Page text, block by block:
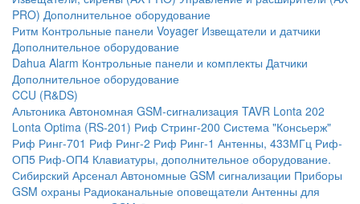
PRO) Дополнительное оборудование
Ритм Контрольные панели Voyager Извещатели и датчики
Дополнительное оборудование
Dahua Alarm Контрольные панели и комплекты Датчики
Дополнительное оборудование
CCU (R&DS)
Альтоника Автономная GSM-сигнализация TAVR Lonta 202
Lonta Optima (RS-201) Риф Стринг-200 Система "Консьерж"
Риф Ринг-701 Риф Ринг-2 Риф Ринг-1 Антенны, 433МГц Риф-
ОП5 Риф-ОП4 Клавиатуры, дополнительное оборудование.
Сибирский Арсенал Автономные GSM сигнализации Приборы
GSM охраны Радиоканальные оповещатели Антенны для